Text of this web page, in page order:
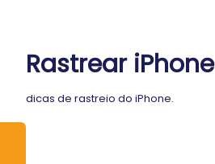
Rastrear iPhone
dicas de rastreio do iPhone.